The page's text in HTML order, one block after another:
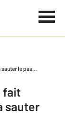
sauter le pas…
fait
sauter